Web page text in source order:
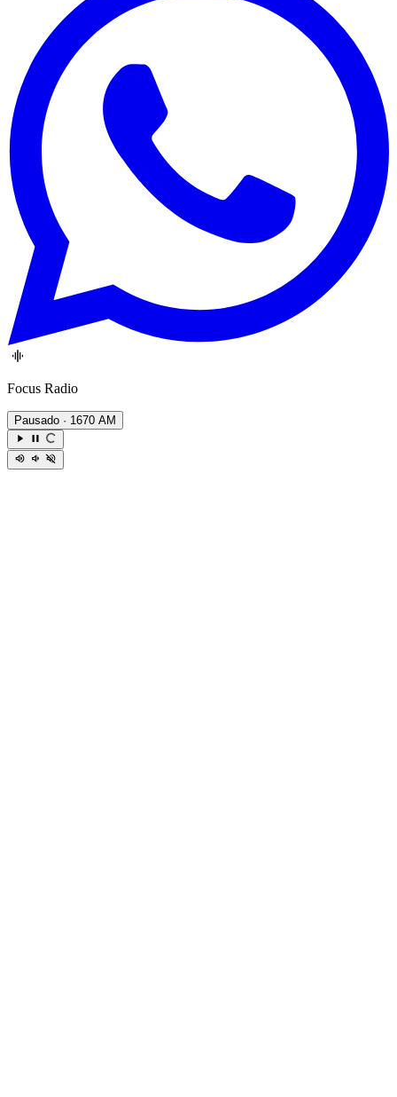
Focus Radio
Pausado · 1670 AM